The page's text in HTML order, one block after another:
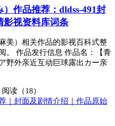
作品推荐：dldss-491封
影视资料库词条
美）相关作品的影视百科式整
。 作品发行信息 作品名：【青
野外亲近互动巨球露出カー亲
阅读（18）